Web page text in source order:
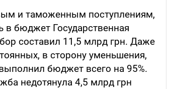
и таможенным поступлениям,
бюджет Государственная
составил 11,5 млрд грн. Даже
в сторону уменьшения,
бюджет всего на 95%.
недотянула 4,5 млрд грн